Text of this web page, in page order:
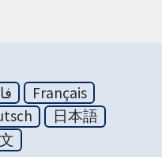
Français
日本語